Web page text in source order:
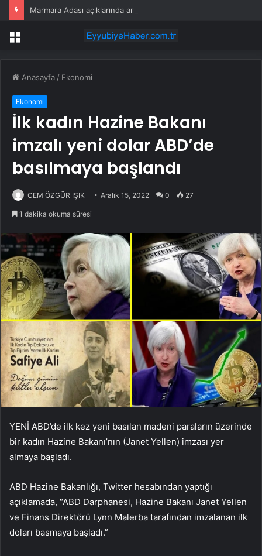
Marmara Adası açıklarında arızalanan tekne kurtarıldı
Menü
Anasayfa / Ekonomi
Ekonomi
İlk kadın Hazine Bakanı
imzalı yeni dolar ABD’de
basılmaya başlandı
CEM ÖZGÜR IŞIK Aralık 15, 2022 0 27
1 dakika okuma süresi
YENİ ABD’de ilk kez yeni basılan madeni paraların üzerinde
bir kadın Hazine Bakanı’nın (Janet Yellen) imzası yer
almaya başladı.
ABD Hazine Bakanlığı, Twitter hesabından yaptığı
açıklamada, “ABD Darphanesi, Hazine Bakanı Janet Yellen
ve Finans Direktörü Lynn Malerba tarafından imzalanan ilk
doları basmaya başladı.”